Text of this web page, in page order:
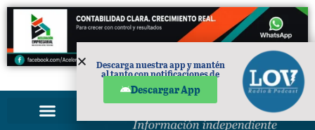
PUBLICIDAD
Descarga nuestra app y mantén
al tanto con notificaciones de
Descargar App